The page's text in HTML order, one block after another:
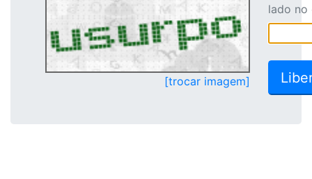
[trocar imagem]
lado no